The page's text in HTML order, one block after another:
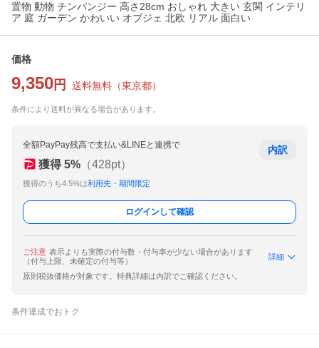
置物 動物 チンパンジー 高さ28cm おしゃれ 大きい 玄関 インテリ
ア 庭 ガーデン かわいい オブジェ 北欧 リアル 面白い
価格
9,350 円 送料無料 （東京都）
条件により送料が異なる場合があります。
全額PayPay残高で支払い&LINEと連携で
獲得 5% （428pt）
獲得のうち4.5%は利用先・期間限定
内訳
ログインして確認
ご注意 表示よりも実際の付与数・付与率が少ない場合があります
（付与上限、未確定の付与等）
詳細
原則税抜価格が対象です。特典詳細は内訳でご確認ください。
条件達成でおトク